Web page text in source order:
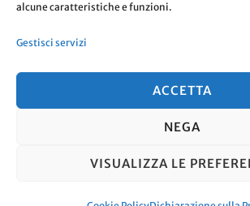
alcune caratteristiche e funzioni.
Gestisci servizi
ACCETTA
NEGA
VISUALIZZA LE
Applicazioni
Paginazione
degli
Pagina
1 Pagina
2
riservati.Travel Nomad |
Blossom Themes . Powered by